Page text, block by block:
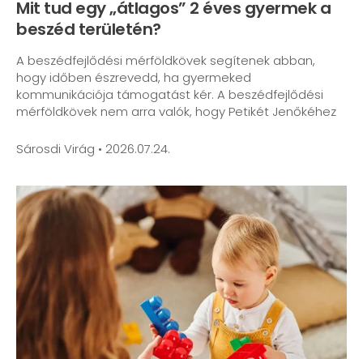
Mit tud egy „átlagos” 2 éves gyermek a
beszéd területén?
A beszédfejlődési mérföldkövek segítenek abban,
hogy időben észrevedd, ha gyermeked
kommunikációja támogatást kér. A beszédfejlődési
mérföldkövek nem arra valók, hogy Petikét Jenőkéhez
Sárosdi Virág 2026.07.24.